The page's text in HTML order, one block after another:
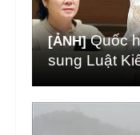
[ẢNH] Quốc
sung Luật